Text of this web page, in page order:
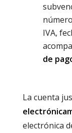
IVA,
de
La cuenta
electrónica